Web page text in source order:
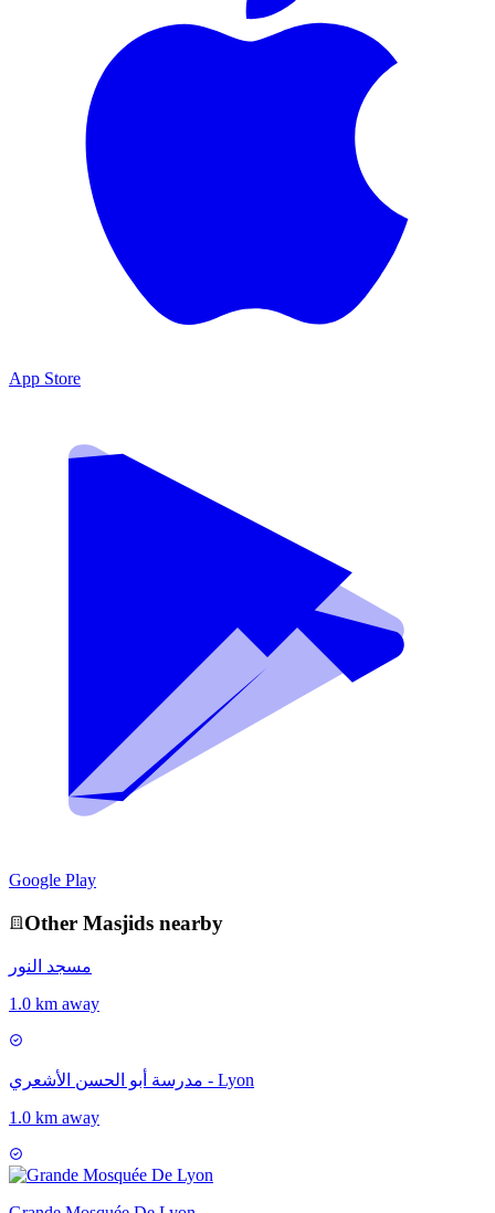
App Store
Google Play
Other Masjids nearby
مسجد النور
1.0 km away
مدرسة أبو الحسن الأشعري - Lyon
1.0 km away